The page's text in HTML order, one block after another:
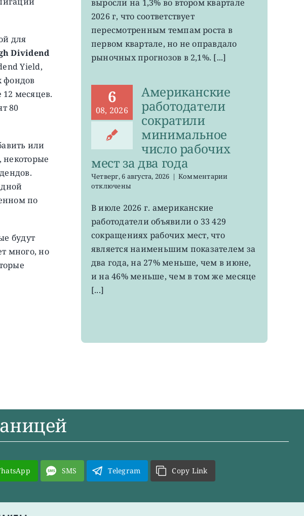
для
Dividend
Yield,
фондов
месяцев.
80
или
по
будут
много, но
США
выросли
ожиданий
выросли на 1,3% во втором квартале
2026 г, что соответствует
пересмотренным темпам роста в
первом квартале, но не оправдало
рыночных прогнозов в 2,1%. [...]
6
08, 2026
Американские
работодатели
сократили
минимальное
число рабочих
мест за два года
Четверг, 6 августа, 2026 | Комментариик
мест
за
года
отключены
В июле 2026 г. американские
работодатели объявили о 33 429
сокращениях рабочих мест, что
является наименьшим показателем за
два года, на 27% меньше, чем в июне,
и на 46% меньше, чем в том же месяце
[...]
SMS Telegram Copy Link